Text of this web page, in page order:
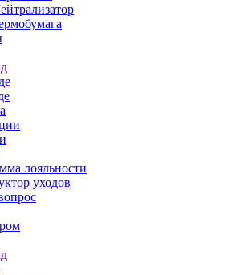
лояльности
уходов